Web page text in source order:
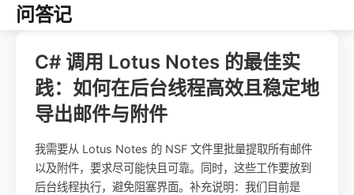
问答记
C# 调用 Lotus Notes 的最佳实
践：如何在后台线程高效且稳定地
导出邮件与附件
我需要从 Lotus Notes 的 NSF 文件里批量提取所有邮件
以及附件，要求尽可能快且可靠。同时，这些工作要放到
后台线程执行，避免阻塞界面。补充说明：我们目前是